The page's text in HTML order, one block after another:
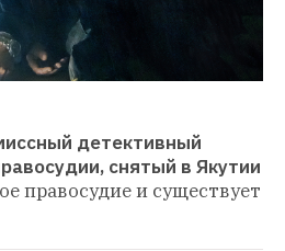
детективный
снятый в Якутии
правосудие и существует